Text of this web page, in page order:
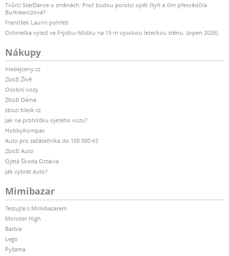
Tvůrci StarDance o změnách: Proč budou porotci opět čtyři a čím přesvědčila
Burkiewiczová?
František Laurin pohřeb
Ochmelka vylezl ve Frýdku-Místku na 15 m vysokou lezeckou stěnu. (srpen 2026)
Nákupy
hledejceny.cz
Zboží Živě
Osobní vozy
Zboží Dáma
zbozi.blesk.cz
Jak na prohlídku ojetého vozu?
HobbyKompas
Auto pro začátečníka do 100 000 Kč
Zboží Auto
Ojetá Škoda Octavia
Jak vybrat auto?
Mimibazar
Testujte s Mimibazarem
Monster High
Barbie
Lego
Pyžama